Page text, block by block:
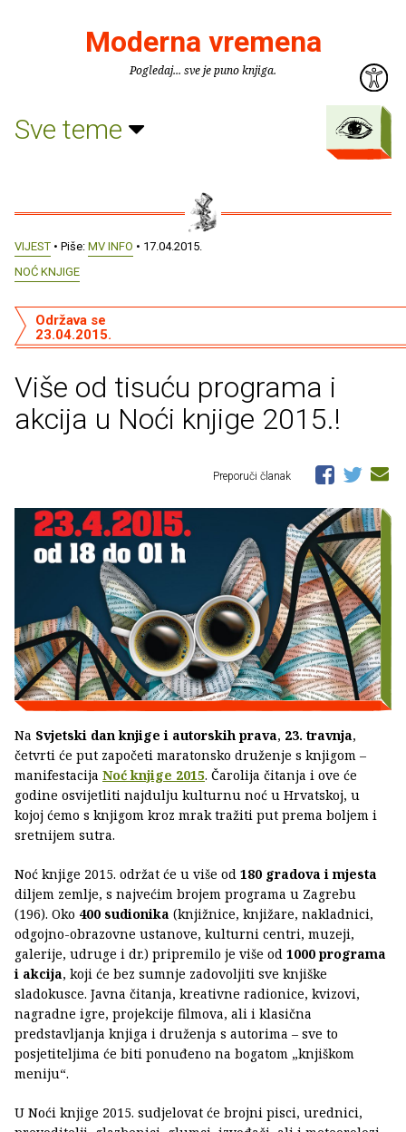
Moderna vremena
Pogledaj... sve je puno knjiga.
Sve teme
VIJEST • Piše: MV INFO • 17.04.2015.
NOĆ KNJIGE
Više od tisuću programa i
akcija u Noći knjige 2015.!
Održava se
23.04.2015.
Preporuči članak
Na Svjetski dan knjige i autorskih prava, 23. travnja,
četvrti će put započeti maratonsko druženje s knjigom –
manifestacija Noć knjige 2015. Čarolija čitanja i ove će
godine osvijetliti najdulju kulturnu noć u Hrvatskoj, u
kojoj ćemo s knjigom kroz mrak tražiti put prema boljem i
sretnijem sutra.
Noć knjige 2015. održat će u više od 180 gradova i mjesta
diljem zemlje, s najvećim brojem programa u Zagrebu
(196). Oko 400 sudionika (knjižnice, knjižare, nakladnici,
odgojno-obrazovne ustanove, kulturni centri, muzeji,
galerije, udruge i dr.) pripremilo je više od 1000 programa
i akcija, koji će bez sumnje zadovoljiti sve knjiške
sladokusce. Javna čitanja, kreativne radionice, kvizovi,
nagradne igre, projekcije filmova, ali i klasična
predstavljanja knjiga i druženja s autorima – sve to
posjetiteljima će biti ponuđeno na bogatom „knjiškom
meniju“.
U Noći knjige 2015. sudjelovat će brojni pisci, urednici,